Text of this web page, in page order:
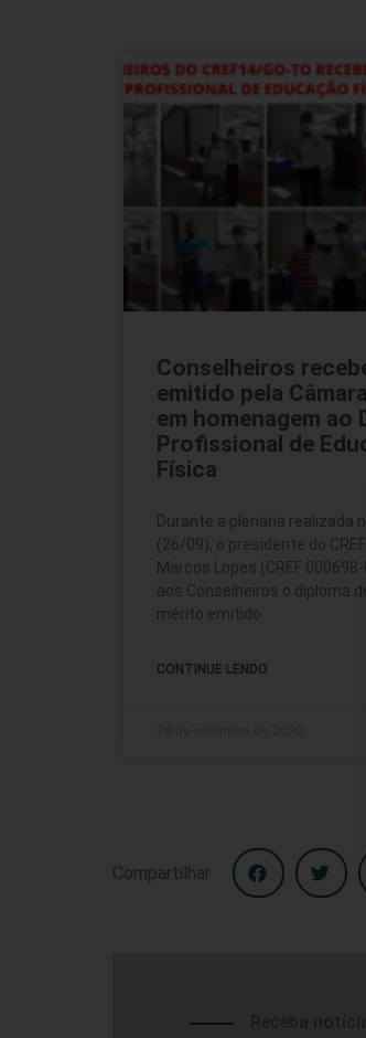
Conselheiros
emitido pela
em homenagem ao
Profissional de
Física
Durante a plenária realizada
(26/09), o presidente do
Marcos Lopes (CREF
aos Conselheiros o diploma
mérito emitido
CONTINUE LENDO
Compartilhar